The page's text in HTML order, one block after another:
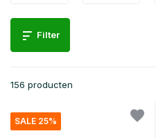
Filter
156 producten
SALE 25%